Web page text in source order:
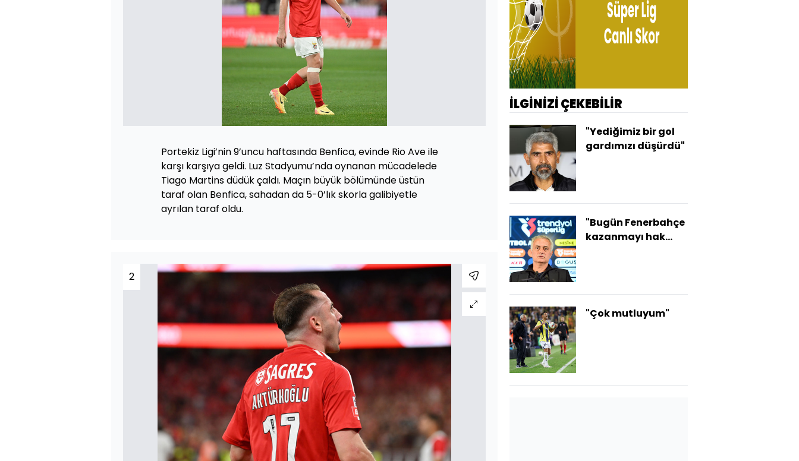
Portekiz Ligi’nin 9’uncu haftasında Benfica, evinde Rio Ave ile
karşı karşıya geldi. Luz Stadyumu’nda oynanan mücadelede
Tiago Martins düdük çaldı. Maçın büyük bölümünde üstün
taraf olan Benfica, sahadan da 5-0’lık skorla galibiyetle
ayrılan taraf oldu.
2
İLGİNİZİ ÇEKEBİLİR
"Yediğimiz bir gol
gardımızı düşürdü"
"Bugün Fenerbahçe
kazanmayı hak
"Çok mutluyum"